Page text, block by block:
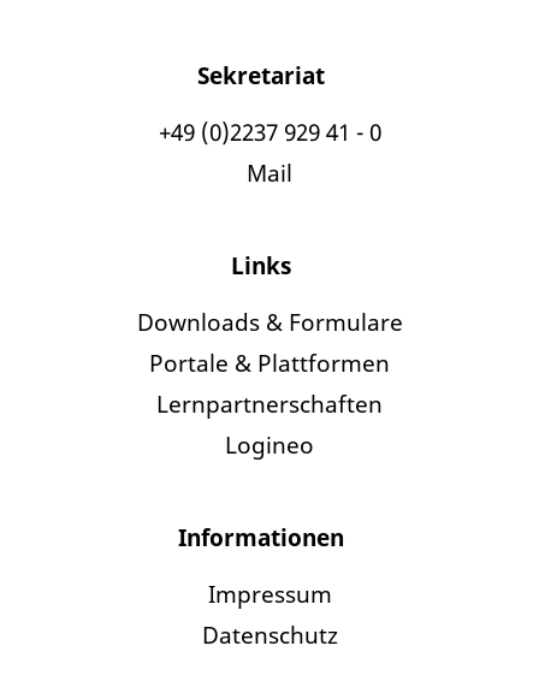
Sekretariat
+49 (0)2237 929 41 - 0
Mail
Links
Downloads & Formulare
Portale & Plattformen
Lernpartnerschaften
Logineo
Informationen
Impressum
Datenschutz